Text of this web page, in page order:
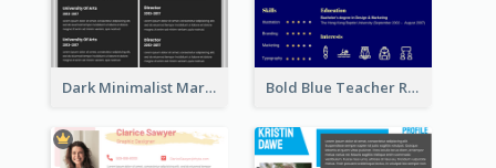
Dark Minimalist Marketing Manager Resume Bold Blue Teacher Resume